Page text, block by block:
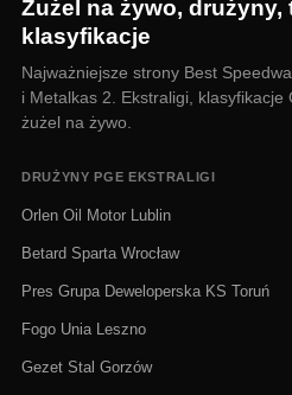
Żużel na żywo, drużyny,
klasyfikacje
Najważniejsze strony Best
i Metalkas 2. Ekstraligi,
żużel na żywo.
DRUŻYNY PGE EKSTRALIGI
Orlen Oil Motor Lublin
Betard Sparta Wrocław
Pres Grupa Deweloperska KS Toruń
Fogo Unia Leszno
Gezet Stal Gorzów